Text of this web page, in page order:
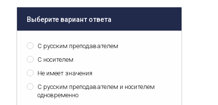
Выберите вариант ответа
С русским преподавателем
С носителем
Не имеет значения
С русским преподавателем и носителем
одновременно